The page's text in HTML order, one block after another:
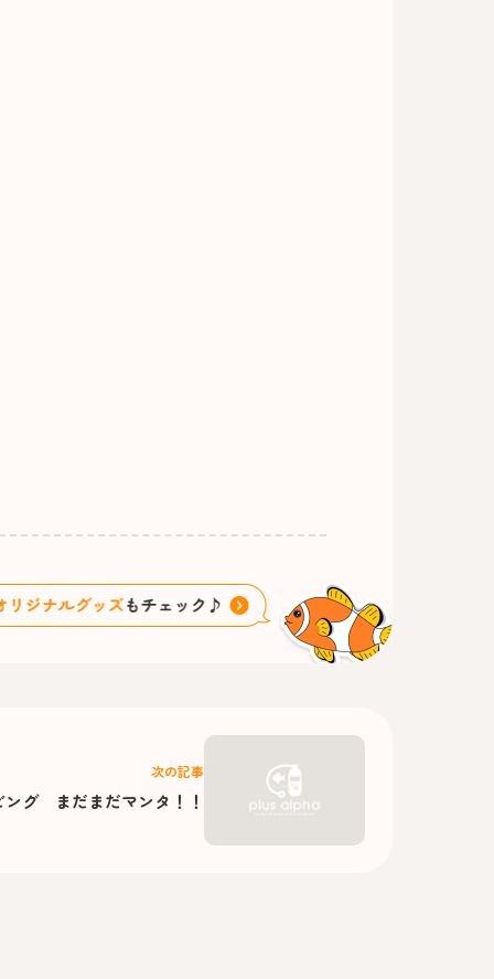
次の記事
グ まだまだマンタ！！